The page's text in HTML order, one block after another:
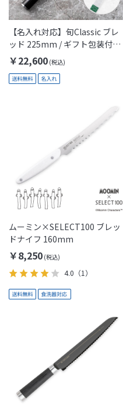
【名入れ対応】旬Classic ブレ
ッド 225mm / ギフト包装付き
(Thanks Dad)
￥22,600
ムーミン×SELECT100 ブレッ
ドナイフ 160mm
￥8,250
4.0 （1）